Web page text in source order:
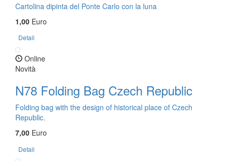
Cartolina dipinta del Ponte Carlo con la luna
1,00 Euro
Detail
Online
Novità
N78 Folding Bag Czech Republic
Folding bag with the design of historical place of Czech
Republic.
7,00 Euro
Detail